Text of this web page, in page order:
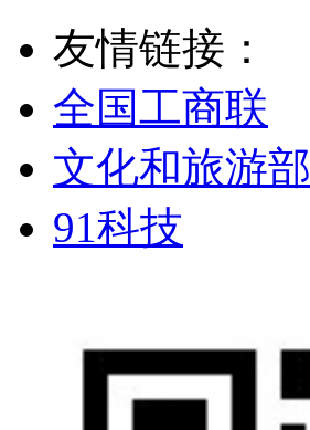
友情链接：
全国工商联
文化和旅游部
91科技